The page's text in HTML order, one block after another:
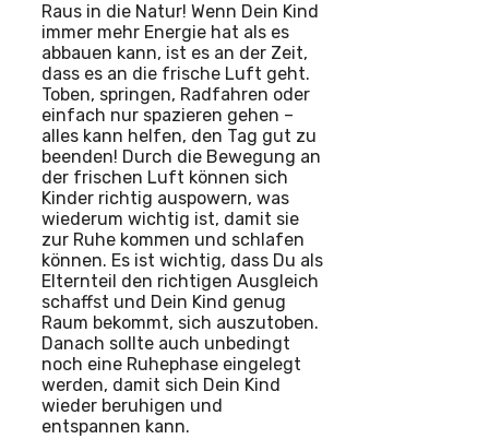
Raus in die Natur! Wenn Dein Kind
immer mehr Energie hat als es
abbauen kann, ist es an der Zeit,
dass es an die frische Luft geht.
Toben, springen, Radfahren oder
einfach nur spazieren gehen –
alles kann helfen, den Tag gut zu
beenden! Durch die Bewegung an
der frischen Luft können sich
Kinder richtig auspowern, was
wiederum wichtig ist, damit sie
zur Ruhe kommen und schlafen
können. Es ist wichtig, dass Du als
Elternteil den richtigen Ausgleich
schaffst und Dein Kind genug
Raum bekommt, sich auszutoben.
Danach sollte auch unbedingt
noch eine Ruhephase eingelegt
werden, damit sich Dein Kind
wieder beruhigen und
entspannen kann.